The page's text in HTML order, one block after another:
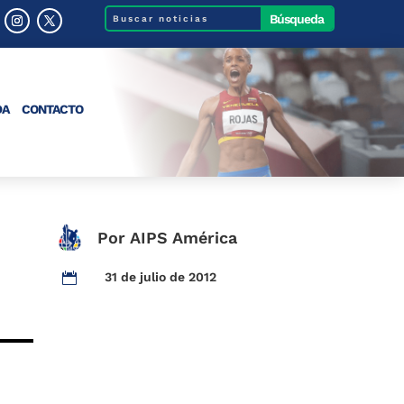
CONTACTO
Por AIPS América
 31 de julio de 2012